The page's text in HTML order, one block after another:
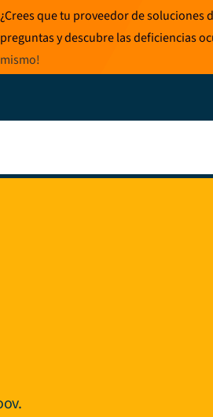
¿Crees que tu proveedor de soluciones
preguntas y descubre las deficiencias
mismo!